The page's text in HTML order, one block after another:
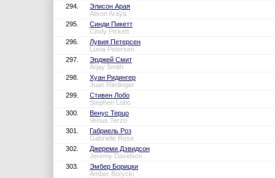
294.
Элисон Арая
Alison Araya
295.
Синди Пикетт
Cindy Pickett
296.
Лувия Петерсен
Luvia Petersen
297.
Эрджей Смит
Arjay Smith
298.
Хуан Ридингер
Juan Riedinger
299.
Стивен Лобо
Stephen Lobo
300.
Венус Терцо
Venus Terzo
301.
Габриель Роз
Gabrielle Rose
302.
Джереми Дэвидсон
Jeremy Davidson
303.
Эмбер Борицки
Amber Borycki